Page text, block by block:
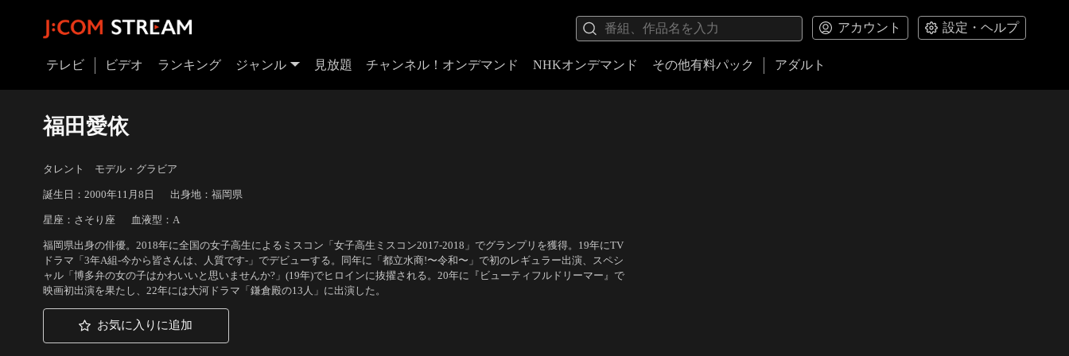
アカウント 設定・ヘルプ
テレビ ビデオ ランキング ジャンル 見放題 チャンネル！オンデマンド NHKオンデマンド その他有料パック アダルト
福田愛依
タレント モデル・グラビア
誕生日：2000年11月8日 出身地：福岡県
星座：さそり座 血液型：A
福岡県出身の俳優。2018年に全国の女子高生によるミスコン「女子高生ミスコン2017-2018」でグランプリを獲得。19年にTV
ドラマ「3年A組-今から皆さんは、人質です-」でデビューする。同年に「都立水商!〜令和〜」で初のレギュラー出演、スペシ
ャル「博多弁の女の子はかわいいと思いませんか?」(19年)でヒロインに抜擢される。20年に『ビューティフルドリーマー』で
映画初出演を果たし、22年には大河ドラマ「鎌倉殿の13人」に出演した。
お気に入りに追加